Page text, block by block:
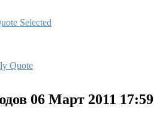
Quote
06 Март 2011 17:59